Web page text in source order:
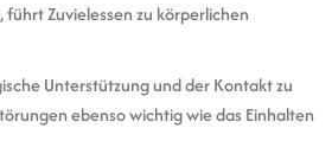
führt Zuvielessen zu körperlichen
Unterstützung und der Kontakt zu
ebenso wichtig wie das Einhalten